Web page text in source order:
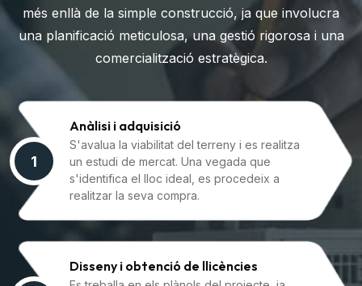
més enllà de la simple construcció, ja que involucra
una planificació meticulosa, una gestió rigorosa i una
comercialització estratègica.
1
Anàlisi i adquisició
S'avalua la viabilitat del terreny i es realitza
un estudi de mercat. Una vegada que
s'identifica el lloc ideal, es procedeix a
realitzar la seva compra.
Disseny i obtenció de llicències